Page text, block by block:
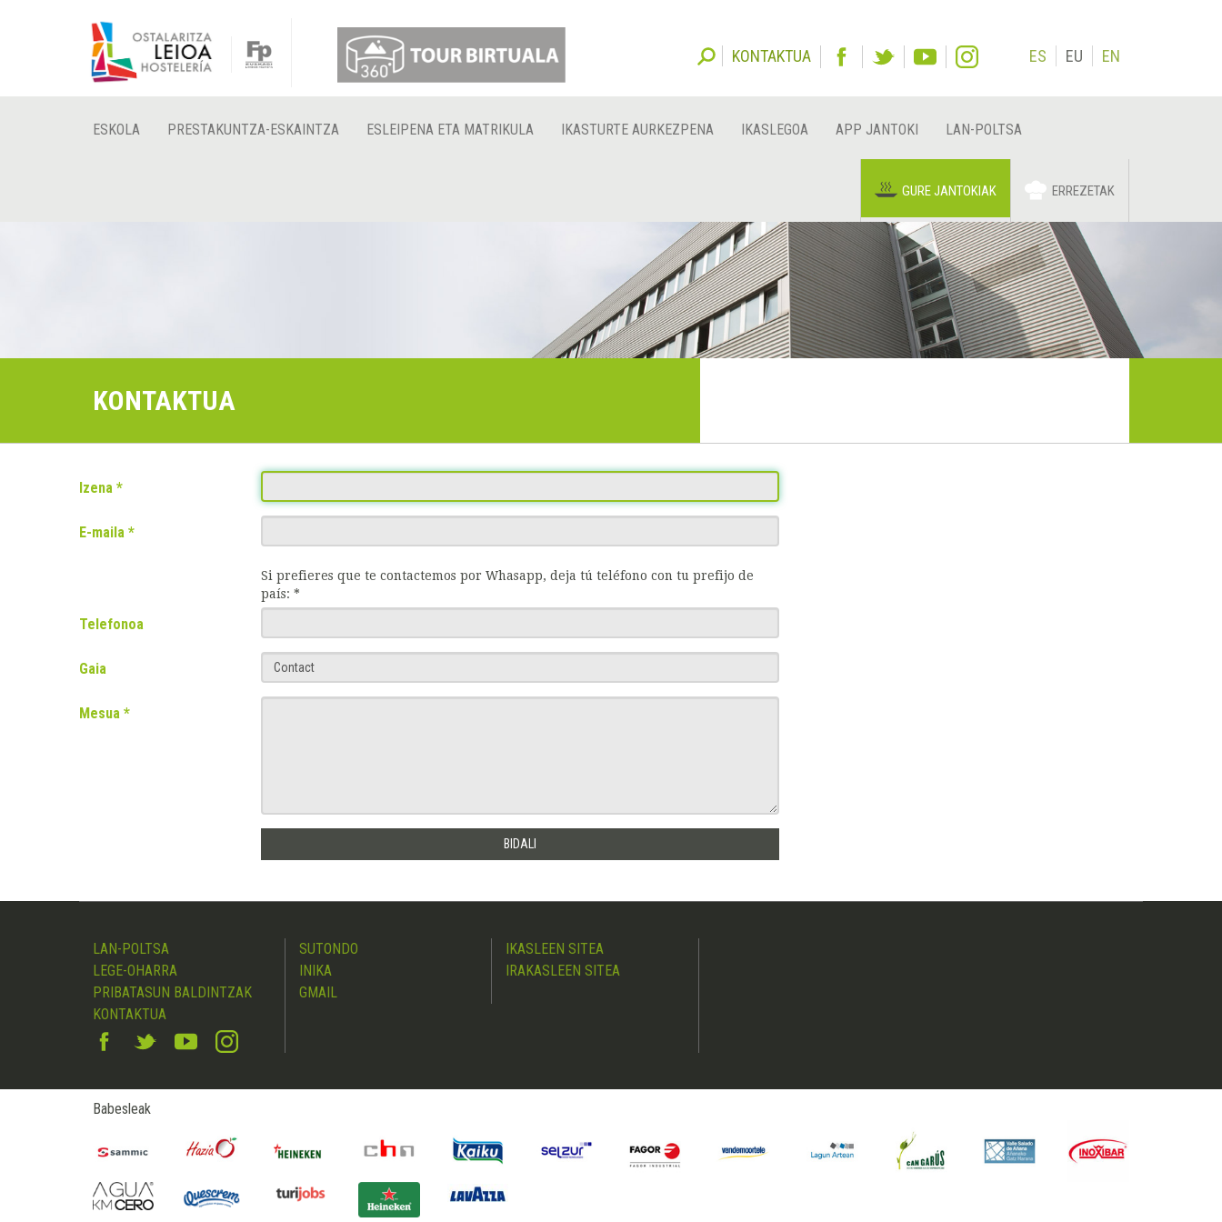
KONTAKTUA ES EU EN
ESKOLA PRESTAKUNTZA-ESKAINTZA ESLEIPENA ETA MATRIKULA IKASTURTE AURKEZPENA IKASLEGOA APP JANTOKI LAN-POLTSA
GURE JANTOKIAK ERREZETAK
KONTAKTUA
Izena
E-maila
Si prefieres que te contactemos por Whasapp, deja tú teléfono con tu prefijo de
país: *
Telefonoa
Gaia
Mesua
LAN-POLTSA
LEGE-OHARRA
PRIBATASUN BALDINTZAK
KONTAKTUA
SUTONDO
INIKA
GMAIL
IKASLEEN SITEA
IRAKASLEEN SITEA
Babesleak